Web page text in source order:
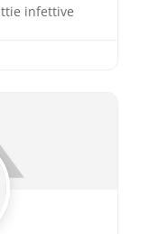
infettive